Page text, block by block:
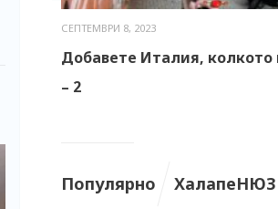
СЕПТЕМВРИ 8, 2023
Добавете Италия, колкото
– 2
Популярно ХалапеНЮЗ